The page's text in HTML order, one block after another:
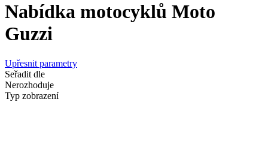
Nabídka motocyklů Moto
Guzzi
Upřesnit parametry
Seřadit dle
Nerozhoduje
Typ zobrazení